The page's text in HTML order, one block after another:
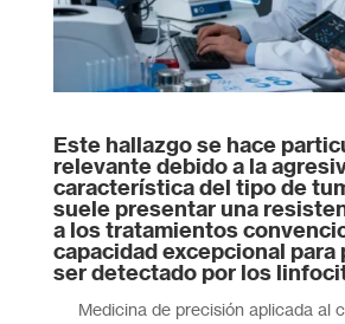
Este hallazgo se hace
relevante debido a la
característica del tipo de
suele presentar una
a los tratamientos
capacidad excepcional
ser detectado por los
Medicina de precisión aplicada al